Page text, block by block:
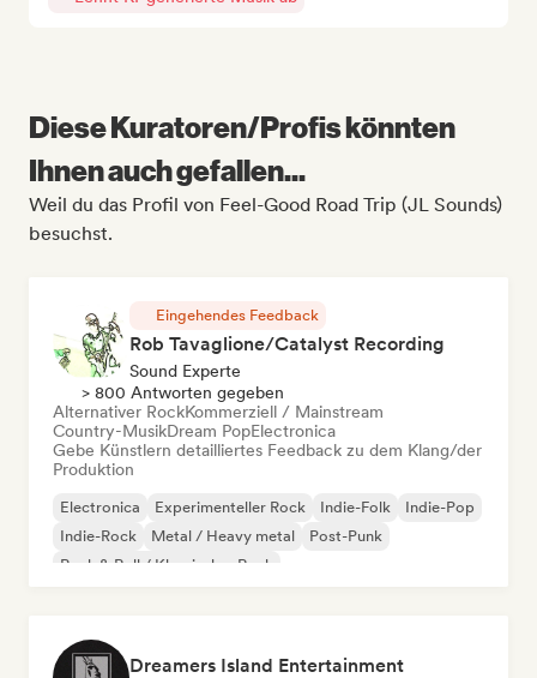
Diese Kuratoren/Profis könnten
Ihnen auch gefallen...
Weil du das Profil von Feel-Good Road Trip (JL Sounds)
besuchst.
Eingehendes Feedback
Rob Tavaglione/Catalyst Recording
Sound Experte
> 800 Antworten gegeben
Alternativer RockKommerziell / Mainstream
Country-MusikDream PopElectronica
Gebe Künstlern detailliertes Feedback zu dem Klang/der
Produktion
Electronica Experimenteller Rock Indie-Folk
Indie-Pop
Indie-Rock
Metal / Heavy metal
Post-Punk
Rock & Roll / Klassischer Rock
Dreamers Island Entertainment